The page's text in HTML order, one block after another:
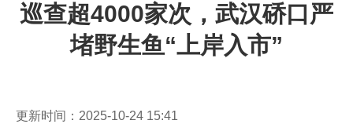
巡查超4000家次，武汉硚口严
堵野生鱼“上岸入市”
更新时间：2025-10-24 15:41